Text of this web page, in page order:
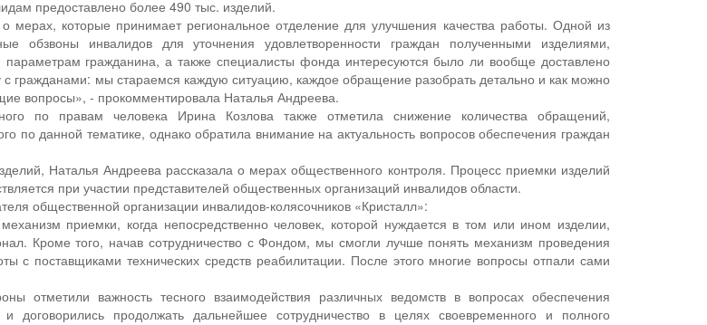
предоставлено более 490 тыс. изделий.
мерах, которые принимает региональное отделение для улучшения качества работы. Одной из
обзвоны инвалидов для уточнения удовлетворенности граждан полученными изделиями,
параметрам гражданина, а также специалисты фонда интересуются было ли вообще доставлено
с гражданами: мы стараемся каждую ситуацию, каждое обращение разобрать детально и как можно
вопросы», - прокомментировала Наталья Андреева.
по правам человека Ирина Козлова также отметила снижение количества обращений,
по данной тематике, однако обратила внимание на актуальность вопросов обеспечения граждан
Наталья Андреева рассказала о мерах общественного контроля. Процесс приемки изделий
при участии представителей общественных организаций инвалидов области.
общественной организации инвалидов-колясочников «Кристалл»:
приемки, когда непосредственно человек, которой нуждается в том или ином изделии,
Кроме того, начав сотрудничество с Фондом, мы смогли лучше понять механизм проведения
с поставщиками технических средств реабилитации. После этого многие вопросы отпали сами
отметили важность тесного взаимодействия различных ведомств в вопросах обеспечения
договорились продолжать дальнейшее сотрудничество в целях своевременного и полного